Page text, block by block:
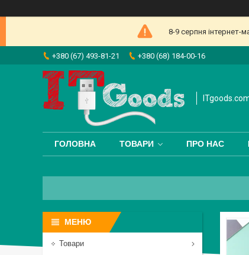
8-9 серпня інтернет-
+380 (67) 493-81-21 +380 (68) 184-00-16
ГОЛОВНА ТОВАРИ ПРО НАС
Товари